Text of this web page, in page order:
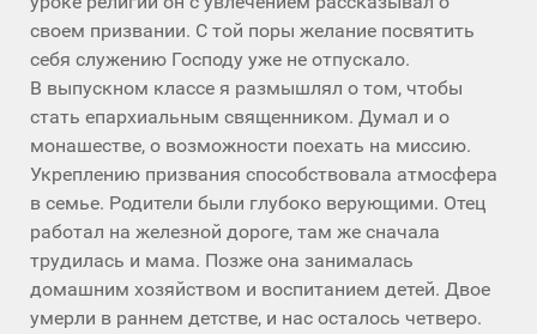
своем призвании. С той поры желание посвятить
себя служению Господу уже не отпускало.
В выпускном классе я размышлял о том, чтобы
стать епархиальным священником. Думал и о
монашестве, о возможности поехать на миссию.
Укреплению призвания способствовала атмосфера
в семье. Родители были глубоко верующими. Отец
работал на железной дороге, там же сначала
трудилась и мама. Позже она занималась
домашним хозяйством и воспитанием детей. Двое
умерли в раннем детстве, и нас осталось четверо.